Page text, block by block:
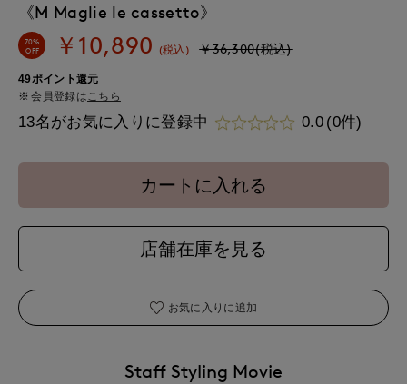
《M Maglie le cassetto》
70%
OFF
￥10,890 (税込) ￥36,300(税込)
49ポイント還元
会員登録は こちら
13名がお気に入りに登録中 0.0 (0件)
カートに入れる
店舗在庫を見る
お気に入りに追加
Staff Styling Movie